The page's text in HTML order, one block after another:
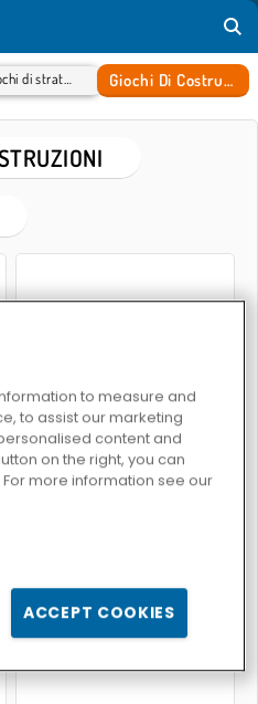
Giochi Di Costruzioni
World Crafts
to measure and
to assist our marketing
content and
on the right, you can
more information see our
ACCEPT COOKIES